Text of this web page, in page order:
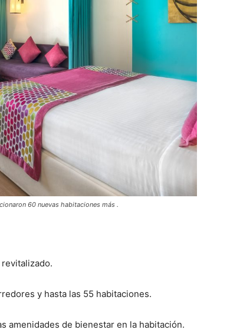
60 nuevas habitaciones más .
revitalizado.
y hasta las 55 habitaciones.
amenidades de bienestar en la habitación.